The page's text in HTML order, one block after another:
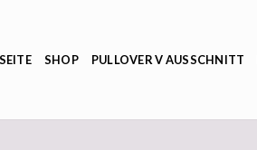
SHOP PULLOVER V AUSSCHNITT